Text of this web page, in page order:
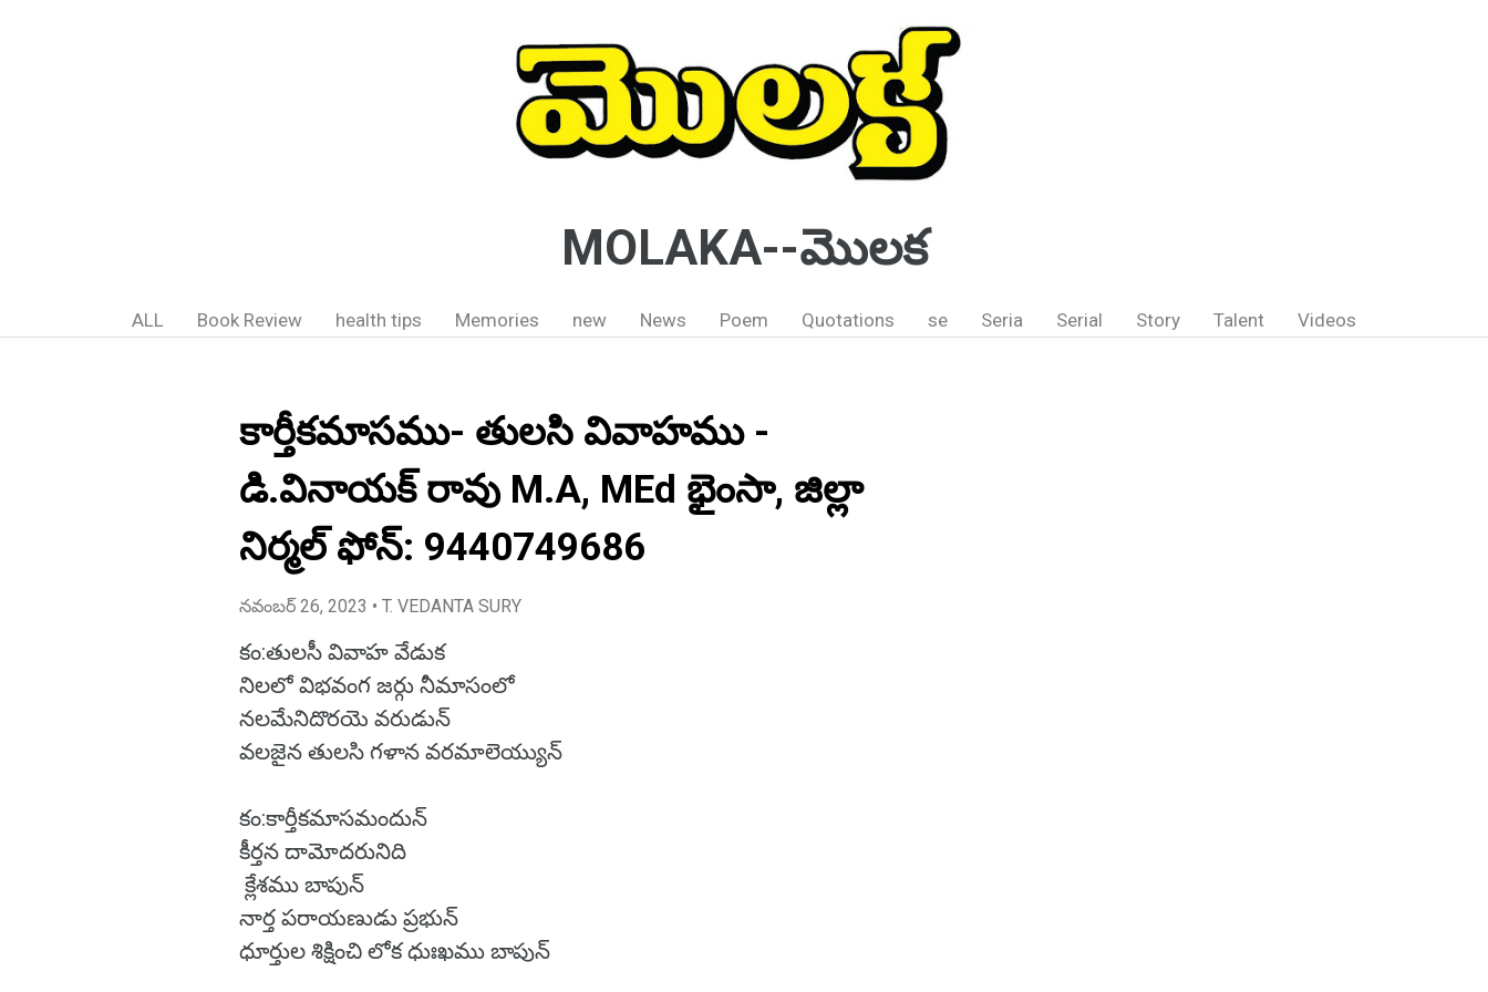
MOLAKA--మొలక
ALL Book Review health tips Memories new News Poem Quotations se Seria Serial Story Talent Videos
కార్తీకమాసము- తులసి వివాహము -
డి.వినాయక్ రావు M.A, MEd భైంసా, జిల్లా
నిర్మల్ ఫోన్: 9440749686
నవంబర్ 26, 2023 • T. VEDANTA SURY
కం:తులసీ వివాహ వేడుక
నిలలో విభవంగ జర్గు నీమాసంలో
నలమేనిదొరయె వరుడున్
వలజైన తులసి గళాన వరమాలెయ్యున్
కం:కార్తీకమాసమందున్
కీర్తన దామోదరునిది
క్లేశము బాపున్
నార్త పరాయణుడు ప్రభున్
ధూర్తుల శిక్షించి లోక ధుఃఖము బాపున్